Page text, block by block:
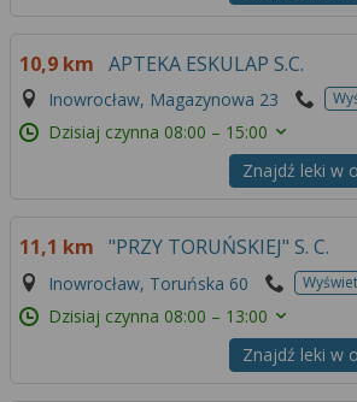
10,9 km APTEKA ESKULAP S.C.
Inowrocław, Magazynowa 23
Dzisiaj czynna 08:00 – 15:00
Znajdź leki w
11,1 km "PRZY TORUŃSKIEJ" S. C.
Inowrocław, Toruńska 60
Dzisiaj czynna 08:00 – 13:00
Znajdź leki w